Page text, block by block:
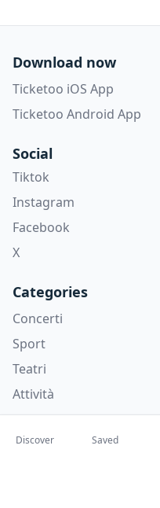
Download now
Ticketoo iOS App
Ticketoo Android App
Social
Tiktok
Instagram
Facebook
X
Categories
Concerti
Sport
Teatri
Attività
About Us
Discover
Saved